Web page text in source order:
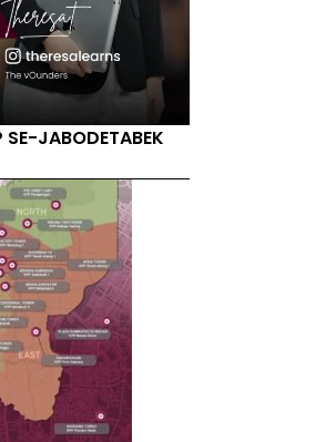
SE-JABODETABEK